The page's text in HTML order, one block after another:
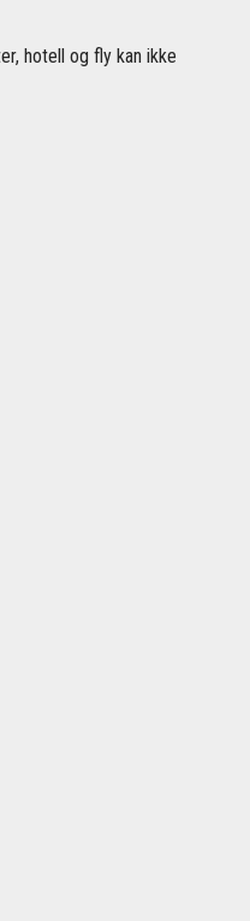
hotell og fly kan ikke